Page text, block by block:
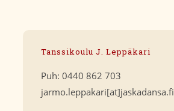
Tanssikoulu J. Leppäkari
Puh: 0440 862 703
jarmo.leppakari[at]jaskadansa.fi